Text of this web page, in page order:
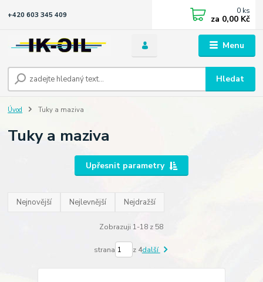
Menu
Hledat
+420 603 345 409 0 ks
za 0,00 Kč
Úvod Tuky a maziva
Tuky a maziva
Upřesnit parametry
Nejnovější Nejlevnější Nejdražší
Zobrazuji 1-18 z 58
strana z 4další